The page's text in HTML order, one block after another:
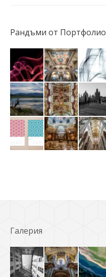
Рандъми от Портфолио
Галерия